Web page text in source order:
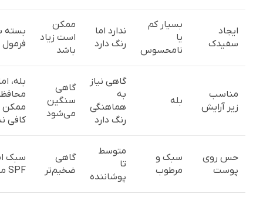
ایجاد
سفیدک
بسیار کم
یا
نامحسوس
ندارد اما
رنگ دارد
ممکن
است زیاد
باشد
بسته
فرمول
مناسب
زیر آرایش
بله
گاهی نیاز
به
هماهنگی
رنگ دارد
گاهی
سنگین
می‌شود
بله،
کافی
حس روی
پوست
سبک و
مرطوب
متوسط
تا
پوشاننده
گاهی
ضخیم‌تر
سبک
SPF محدود